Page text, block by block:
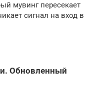
мувинг пересекает
сигнал на вход в
Обновленный